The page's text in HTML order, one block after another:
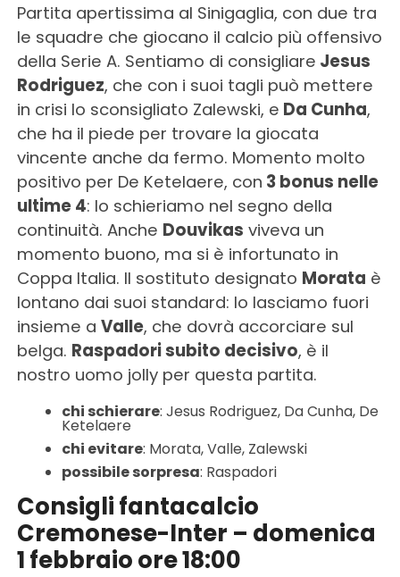
Partita apertissima al Sinigaglia, con due tra
le squadre che giocano il calcio più offensivo
della Serie A. Sentiamo di consigliare Jesus
Rodriguez, che con i suoi tagli può mettere
in crisi lo sconsigliato Zalewski, e Da Cunha,
che ha il piede per trovare la giocata
vincente anche da fermo. Momento molto
positivo per De Ketelaere, con 3 bonus nelle
ultime 4: lo schieriamo nel segno della
continuità. Anche Douvikas viveva un
momento buono, ma si è infortunato in
Coppa Italia. Il sostituto designato Morata è
lontano dai suoi standard: lo lasciamo fuori
insieme a Valle, che dovrà accorciare sul
belga. Raspadori subito decisivo, è il
nostro uomo jolly per questa partita.
chi schierare: Jesus Rodriguez, Da Cunha, De
Ketelaere
chi evitare: Morata, Valle, Zalewski
possibile sorpresa: Raspadori
Consigli fantacalcio
Cremonese-Inter – domenica
1 febbraio ore 18:00